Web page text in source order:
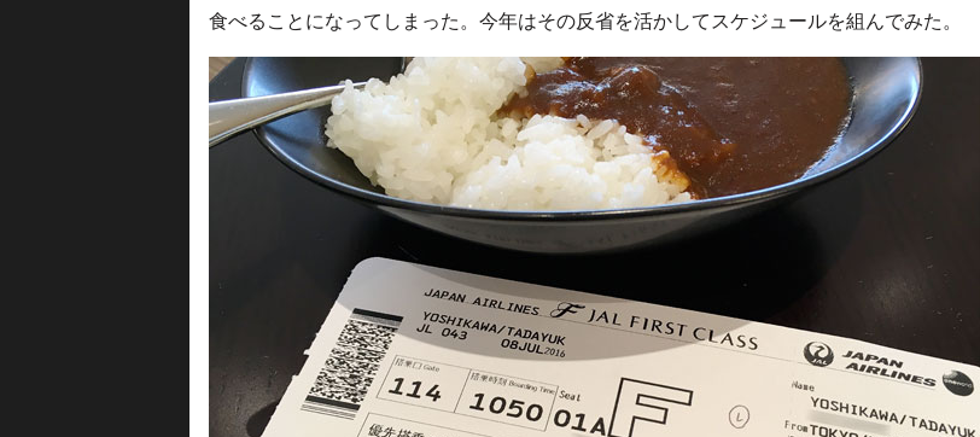
食べることになってしまった。今年はその反省を活かしてスケジュールを組んでみた。